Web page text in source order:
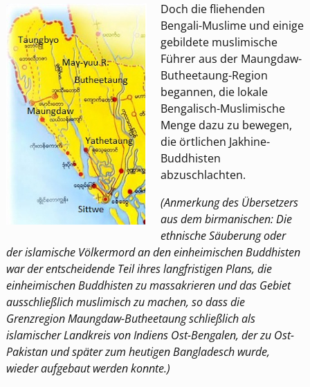
Doch die fliehenden
Bengali-Muslime und einige
gebildete muslimische
Führer aus der Maungdaw-
Butheetaung-Region
begannen, die lokale
Bengalisch-Muslimische
Menge dazu zu bewegen,
die örtlichen Jakhine-
Buddhisten
abzuschlachten.
(Anmerkung des Übersetzers
aus dem birmanischen: Die
ethnische Säuberung oder
der islamische Völkermord an den einheimischen Buddhisten
war der entscheidende Teil ihres langfristigen Plans, die
einheimischen Buddhisten zu massakrieren und das Gebiet
ausschließlich muslimisch zu machen, so dass die
Grenzregion Maungdaw-Butheetaung schließlich als
islamischer Landkreis von Indiens Ost-Bengalen, der zu Ost-
Pakistan und später zum heutigen Bangladesch wurde,
wieder aufgebaut werden konnte.)